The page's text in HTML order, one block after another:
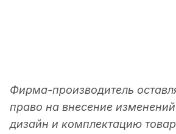
Фирма-производитель
право на внесение
дизайн и комплектацию